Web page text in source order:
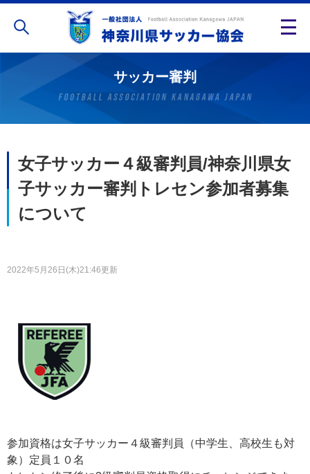
サッカー審判
女子サッカー４級審判員/神奈川県女
子サッカー審判トレセン参加者募集
について
2022年5月26日(木)21:46更新
参加資格は女子サッカー４級審判員（中学生、高校生も対
象）定員１０名